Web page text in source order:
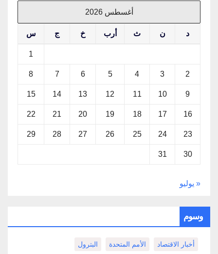
أغسطس 2026
د ن ث أرب خ ج س
1
2
3
4
5
6
7
8
9
10
11
12
13
14
15
16
17
18
19
20
21
22
23
24
25
26
27
28
29
30
31
« يوليو
وسوم
أخبار الاقتصاد الأمم المتحدة البترول